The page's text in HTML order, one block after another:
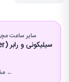
سایر ساعت
سیلیکونی و رابر (Silicone & Rubber)
←